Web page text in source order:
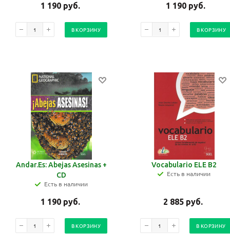
1 190 руб.
В КОРЗИНУ
1 190 руб.
В КОРЗИНУ
Andar.Es: Abejas Asesinas +
CD
Есть в наличии
1 190 руб.
В КОРЗИНУ
Vocabulario ELE B2
Есть в наличии
2 885 руб.
В КОРЗИНУ